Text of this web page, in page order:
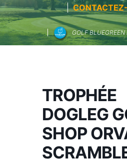
GOLF
TROPHÉE
DOGLEG
SHOP